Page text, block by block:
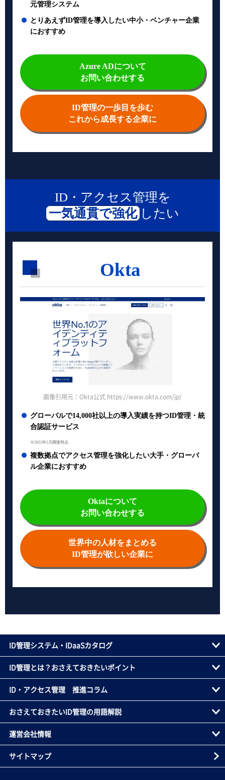
元管理システム
とりあえずID管理を導入したい中小・ベンチャー企業
におすすめ
Azure ADについて
お問い合わせする
ID管理の一歩目を歩む
これから成長する企業に
ID・アクセス管理を
一気通貫で強化 したい
Okta
画像引用元：Okta公式 https://www.okta.com/jp/
グローバルで14,000社以上の導入実績を持つID管理・統
合認証サービス
※2022年1月調査時点
複数拠点でアクセス管理を強化したい大手・グローバ
ル企業におすすめ
Oktaについて
お問い合わせする
世界中の人材をまとめる
ID管理が欲しい企業に
ID管理システム・IDaaSカタログ
ID管理とは？おさえておきたいポイント
ID・アクセス管理 推進コラム
おさえておきたいID管理の用語解説
運営会社情報
サイトマップ